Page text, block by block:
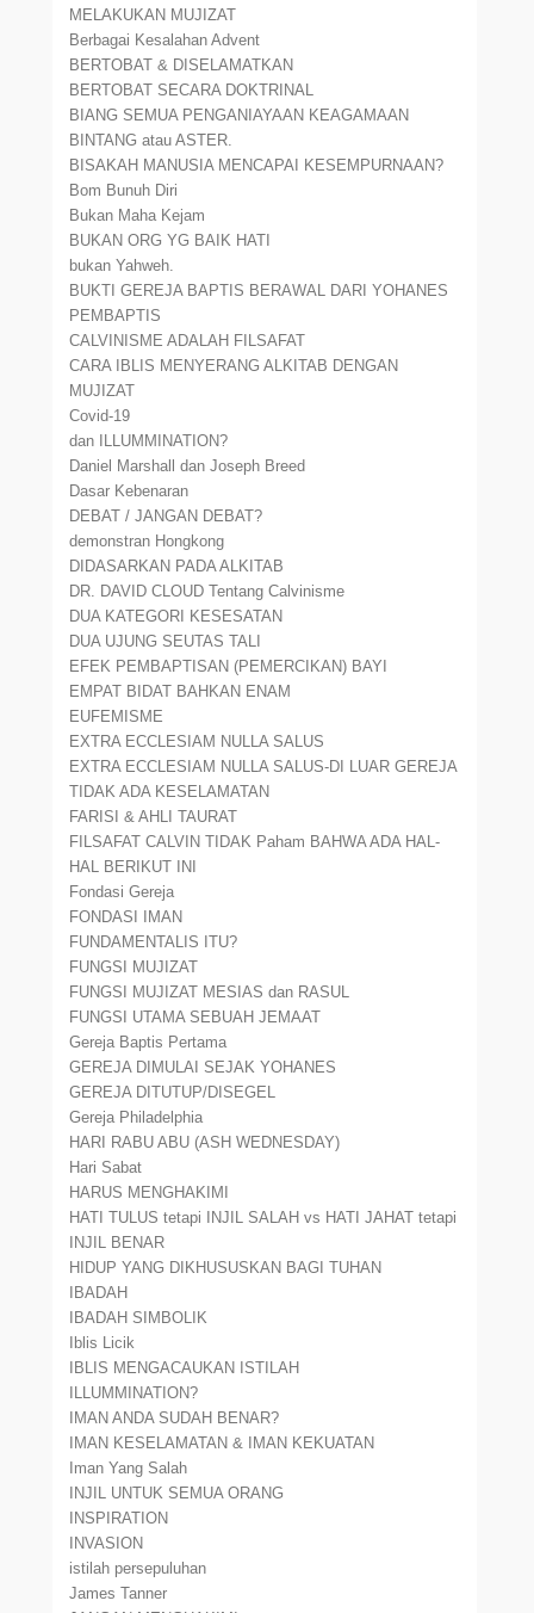
MELAKUKAN MUJIZAT
Berbagai Kesalahan Advent
BERTOBAT & DISELAMATKAN
BERTOBAT SECARA DOKTRINAL
BIANG SEMUA PENGANIAYAAN KEAGAMAAN
BINTANG atau ASTER.
BISAKAH MANUSIA MENCAPAI KESEMPURNAAN?
Bom Bunuh Diri
Bukan Maha Kejam
BUKAN ORG YG BAIK HATI
bukan Yahweh.
BUKTI GEREJA BAPTIS BERAWAL DARI YOHANES
PEMBAPTIS
CALVINISME ADALAH FILSAFAT
CARA IBLIS MENYERANG ALKITAB DENGAN
MUJIZAT
Covid-19
dan ILLUMMINATION?
Daniel Marshall dan Joseph Breed
Dasar Kebenaran
DEBAT / JANGAN DEBAT?
demonstran Hongkong
DIDASARKAN PADA ALKITAB
DR. DAVID CLOUD Tentang Calvinisme
DUA KATEGORI KESESATAN
DUA UJUNG SEUTAS TALI
EFEK PEMBAPTISAN (PEMERCIKAN) BAYI
EMPAT BIDAT BAHKAN ENAM
EUFEMISME
EXTRA ECCLESIAM NULLA SALUS
EXTRA ECCLESIAM NULLA SALUS-DI LUAR GEREJA
TIDAK ADA KESELAMATAN
FARISI & AHLI TAURAT
FILSAFAT CALVIN TIDAK Paham BAHWA ADA HAL-
HAL BERIKUT INI
Fondasi Gereja
FONDASI IMAN
FUNDAMENTALIS ITU?
FUNGSI MUJIZAT
FUNGSI MUJIZAT MESIAS dan RASUL
FUNGSI UTAMA SEBUAH JEMAAT
Gereja Baptis Pertama
GEREJA DIMULAI SEJAK YOHANES
GEREJA DITUTUP/DISEGEL
Gereja Philadelphia
HARI RABU ABU (ASH WEDNESDAY)
Hari Sabat
HARUS MENGHAKIMI
HATI TULUS tetapi INJIL SALAH vs HATI JAHAT tetapi
INJIL BENAR
HIDUP YANG DIKHUSUSKAN BAGI TUHAN
IBADAH
IBADAH SIMBOLIK
Iblis Licik
IBLIS MENGACAUKAN ISTILAH
ILLUMMINATION?
IMAN ANDA SUDAH BENAR?
IMAN KESELAMATAN & IMAN KEKUATAN
Iman Yang Salah
INJIL UNTUK SEMUA ORANG
INSPIRATION
INVASION
istilah persepuluhan
James Tanner